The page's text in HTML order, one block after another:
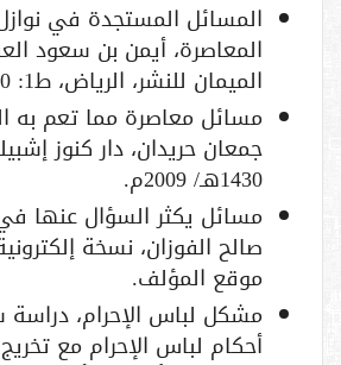
المسائل المستجدة في
المعاصرة، أيمن بن سعود
الميمان للنشر، الرياض، ط1: 1430هـ/ 2009م.
مسائل معاصرة مما تعم به
1430هـ/ 2009م.
مسائل يكثر السؤال عنها في
صالح الفوزان، نسخة
موقع المؤلف.
مشكل لباس الإحرام،
أحكام لباس الإحرام مع